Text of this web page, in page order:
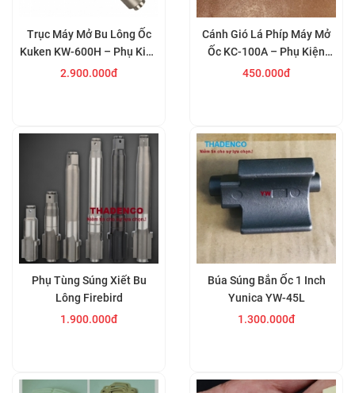
Trục Máy Mở Bu Lông Ốc
Kuken KW-600H – Phụ Kiện
Thay Thế Chính Hãng Nhật
2.900.000đ
Cánh Gió Lá Phíp Máy Mở
Ốc KC-100A – Phụ Kiện
Thay Thế Chất Lượng Cho
450.000đ
Phụ Tùng Súng Xiết Bu
Lông Firebird
1.900.000đ
Búa Súng Bắn Ốc 1 Inch
Yunica YW-45L
1.300.000đ